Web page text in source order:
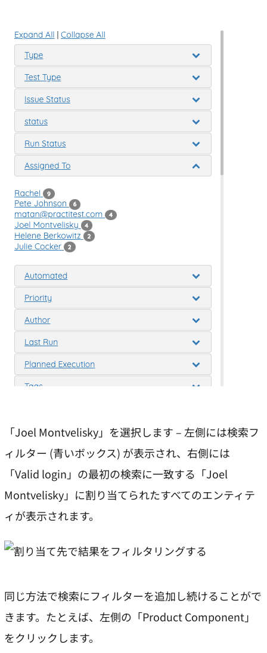
「Joel Montvelisky」を選択します – 左側には検索フ
ィルター (青いボックス) が表示され、右側には
「Valid login」の最初の検索に一致する「Joel
Montvelisky」に割り当てられたすべてのエンティテ
ィが表示されます。
同じ方法で検索にフィルターを追加し続けることがで
きます。たとえば、左側の「Product Component」
をクリックします。